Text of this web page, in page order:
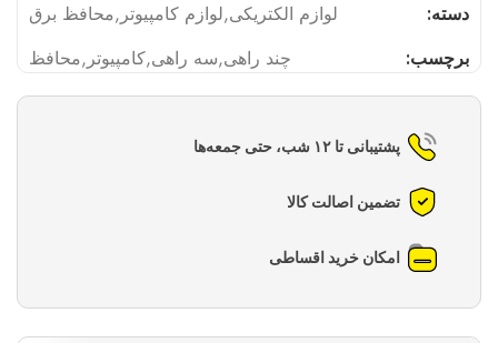
دسته:
لوازم الکتریکی,لوازم کامپیوتر ,محافظ برق
برچسب:
چند راهی,سه راهی,کامپیوتر ,محافظ
پشتیبانی تا ۱۲ شب، حتی جمعه‌ها
تضمین اصالت کالا
امکان خرید اقساطی